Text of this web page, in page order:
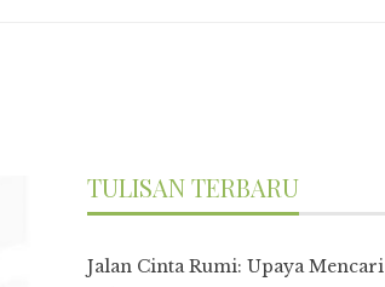
TULISAN TERBARU
Jalan Cinta Rumi: Upaya Mencari